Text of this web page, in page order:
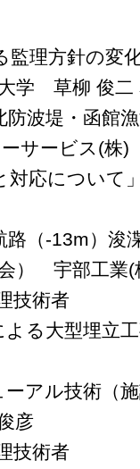
理方針の変
学 草柳 俊二
波堤・函館
サービス(
対応につい
（-13m）浚
会） 宇部工
技術者
る大型埋立
アル技術（
彦
技術者